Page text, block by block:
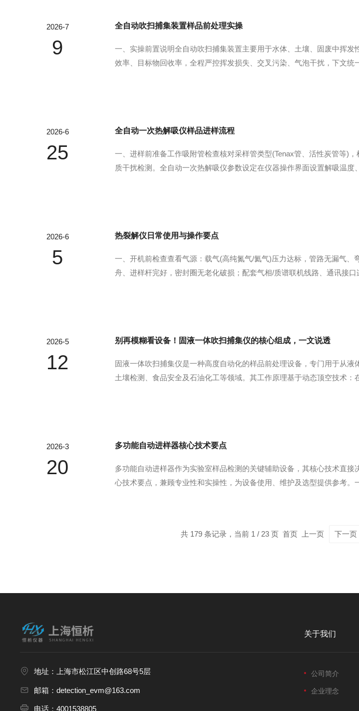
2026-7
9
全自动吹扫捕集装置样品前处理实操
一、实操前置说明全自动吹扫捕集装置主要用于水体、土壤、固废中挥
效率、目标物回收率，全程严控挥发损失、交叉污染、气泡干扰，下文
2026-6
25
全自动一次热解吸仪样品进样流程
一、进样前准备工作吸附管检查核对采样管类型(Tenax管、活性炭管等)
质干扰检测。全自动一次热解吸仪参数设定在仪器操作界面设置解吸温
2026-6
5
热裂解仪日常使用与操作要点
一、开机前检查查看气源：载气(高纯氮气/氦气)压力达标，管路无漏气
舟、进样杆完好，密封圈无老化破损；配套气相/质谱联机线路、通讯接
2026-5
12
别再模糊看设备！固液一体吹扫捕集仪的核心组成，一文说透
固液一体吹扫捕集仪是一种高度自动化的样品前处理设备，专门用于从
土壤检测、食品安全及石油化工等领域。其工作原理基于动态顶空技术
2026-3
20
多功能自动进样器核心技术要点
多功能自动进样器作为实验室样品检测的关键辅助设备，其核心技术直
心技术要点，兼顾专业性和实操性，为设备使用、维护及选型提供参考
共 179 条记录，当前 1 / 23 页 首页 上一页 下一页
地址：上海市松江区中创路68号5层
邮箱：detection_evm@163.com
电话：4001538805
关于我们
公司简介
企业理念